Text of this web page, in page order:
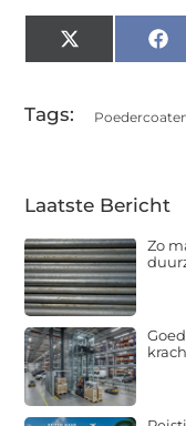
X
(Twitter)
Tags:
Laatste Bericht
Zo